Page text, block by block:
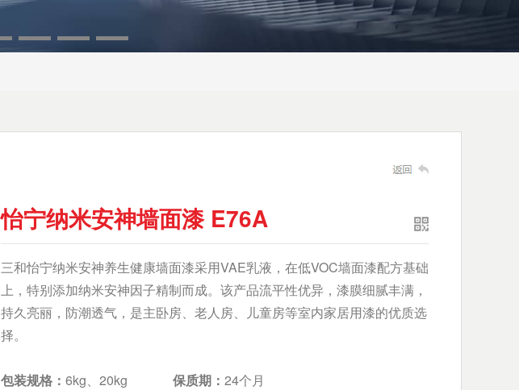
怡宁纳米安神墙面漆 E76A
三和怡宁纳米安神养生健康墙面漆采用VAE乳液，在低VOC墙面漆配方基础
上，特别添加纳米安神因子精制而成。该产品流平性优异，漆膜细腻丰满，
持久亮丽，防潮透气，是主卧房、老人房、儿童房等室内家居用漆的优质选
择。
包装规格： 6kg、20kg 保质期： 24个月